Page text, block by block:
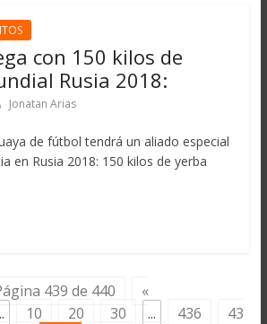
con 150 kilos de
Rusia 2018:
Jonatan Arias
de fútbol tendrá un aliado especial
en Rusia 2018: 150 kilos de yerba
439 de 440
«
10 20 30 ... 436
43